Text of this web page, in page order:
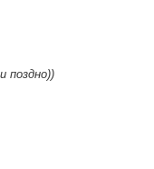
поздно))